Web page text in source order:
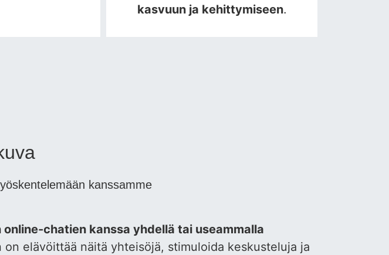
kasvuun ja kehittymiseen.
kanssamme
chatien kanssa yhdellä tai useammalla
elävöittää näitä yhteisöjä, stimuloida keskusteluja ja